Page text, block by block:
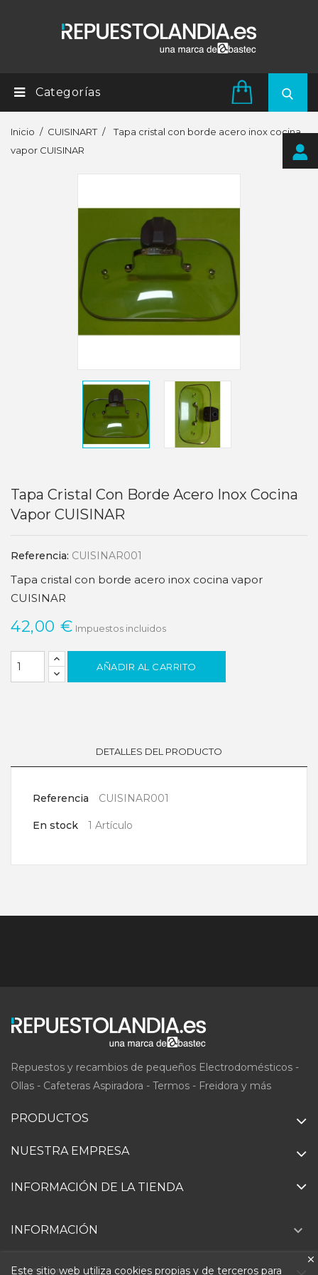
Categorías
Inicio CUISINART
Tapa cristal con borde acero inox cocina
vapor CUISINAR
Tapa Cristal Con Borde Acero Inox Cocina
Vapor CUISINAR
Referencia: CUISINAR001
Tapa cristal con borde acero inox cocina vapor
CUISINAR
42,00 € Impuestos incluidos
AÑADIR AL CARRITO
DETALLES DEL PRODUCTO
Referencia CUISINAR001
En stock 1 Artículo
Repuestos y recambios de pequeños Electrodomésticos -
Ollas - Cafeteras Aspiradora - Termos - Freidora y más
PRODUCTOS
NUESTRA EMPRESA
INFORMACIÓN DE LA TIENDA
Este sitio web utiliza cookies propias y de terceros para
INFORMACIÓN 